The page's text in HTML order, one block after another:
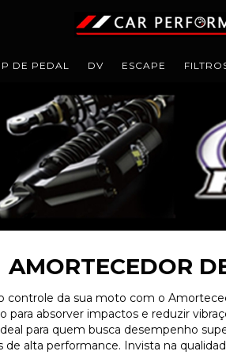
DE PEDAL DV ESCAPE
AMORTECEDOR
controle da sua moto com o
para absorver impactos e reduzir
para quem busca desempenho
de alta performance. Invista na